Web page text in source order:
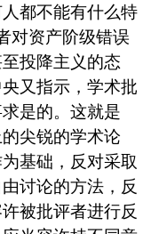
都不能有什么特
对资产阶级错误
投降主义的态
又指示，学术批
是的。这就是
尖锐的学术论
基础，反对采取
讨论的方法，反
被批评者进行反